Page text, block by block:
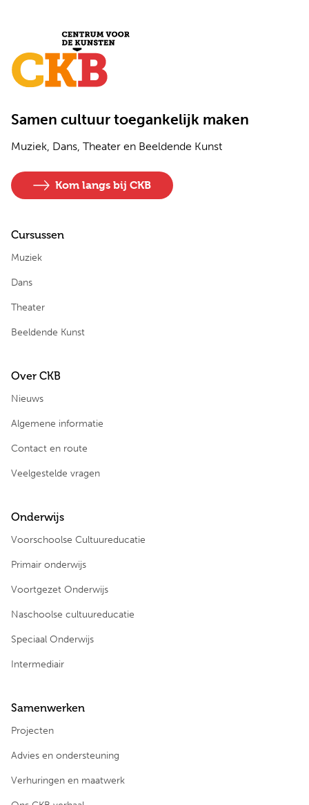
Samen cultuur toegankelijk maken
Muziek, Dans, Theater en Beeldende Kunst
Kom langs bij CKB
Cursussen
Muziek
Dans
Theater
Beeldende Kunst
Over CKB
Nieuws
Algemene informatie
Contact en route
Veelgestelde vragen
Onderwijs
Voorschoolse Cultuureducatie
Primair onderwijs
Voortgezet Onderwijs
Naschoolse cultuureducatie
Speciaal Onderwijs
Intermediair
Samenwerken
Projecten
Advies en ondersteuning
Verhuringen en maatwerk